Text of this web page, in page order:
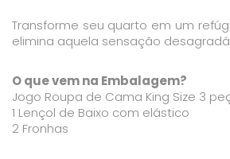
Transforme seu quarto em um
elimina aquela sensação
O que vem na Embalagem?
Jogo Roupa de Cama King Size 3
1 Lençol de Baixo com elástico
2 Fronhas